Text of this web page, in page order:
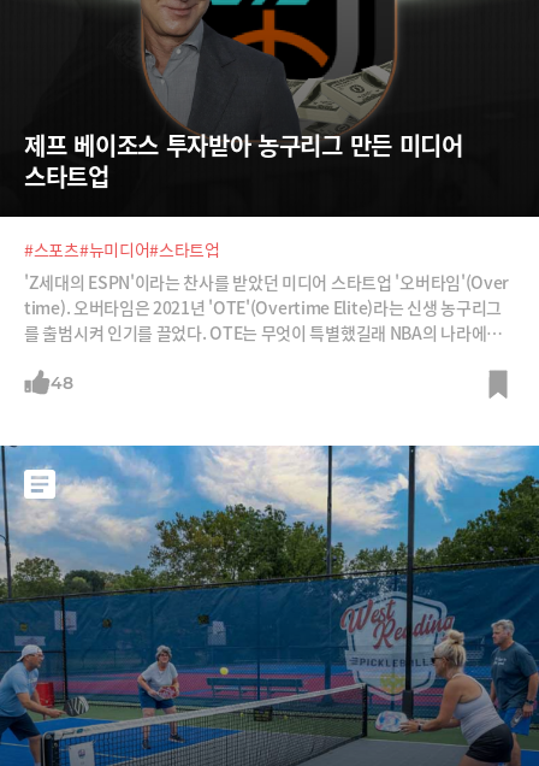
제프 베이조스 투자받아 농구리그 만든 미디어
스타트업
#스포츠#뉴미디어#스타트업
'Z세대의 ESPN'이라는 찬사를 받았던 미디어 스타트업 '오버타임'(Over
time). 오버타임은 2021년 'OTE'(Overtime Elite)라는 신생 농구리그
를 출범시켜 인기를 끌었다. OTE는 무엇이 특별했길래 NBA의 나라에서
48